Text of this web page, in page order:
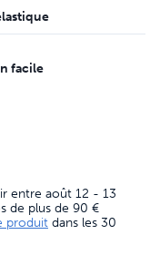
facile
entre août 12 - 13
de plus de 90 €
produit dans les 30